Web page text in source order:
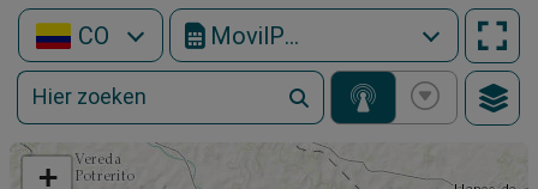
CO MovilPT / WOM
+